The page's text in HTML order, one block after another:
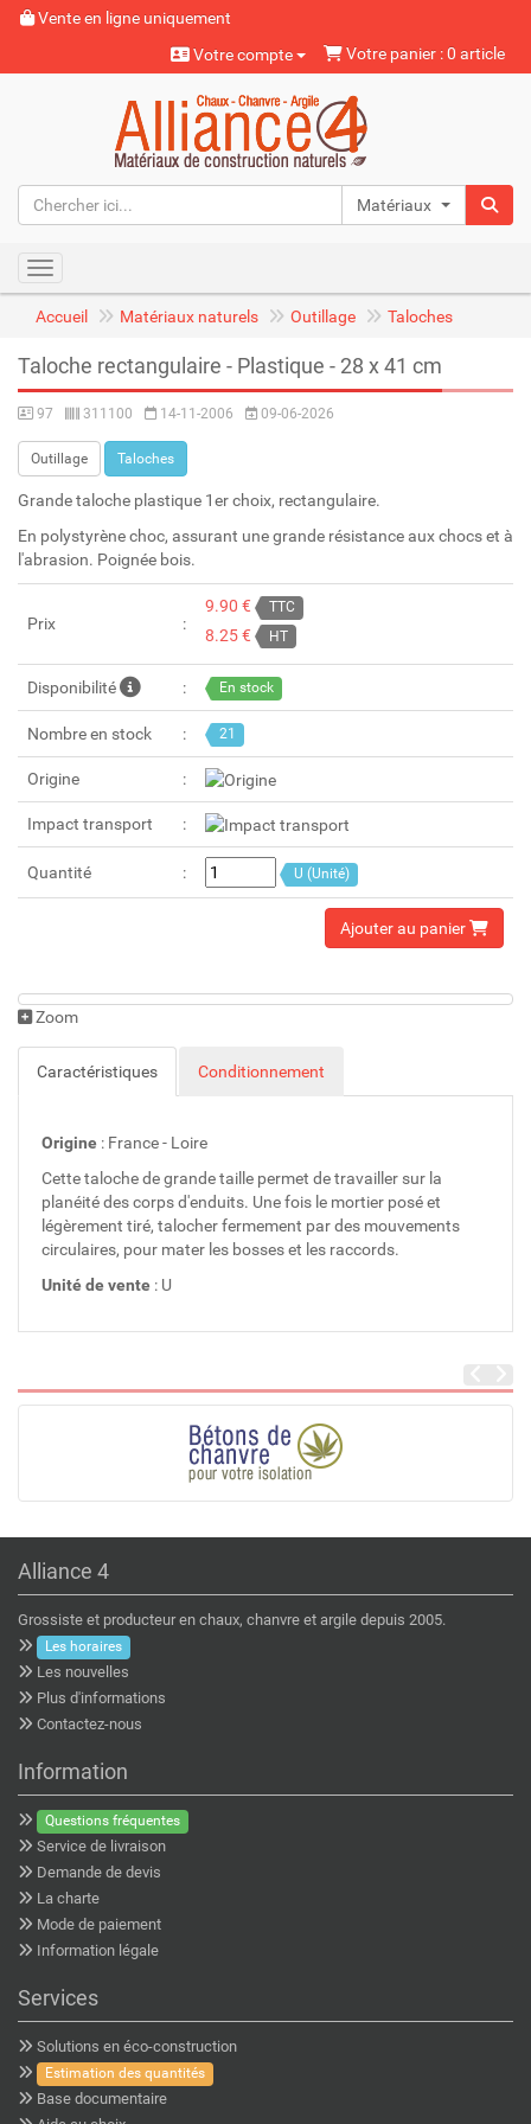
Vente en ligne uniquement
Votre compte
Votre panier : 0 article
Matériaux naturels
Toggle navigation
Accueil Matériaux naturels Outillage Taloches
Taloche rectangulaire - Plastique - 28 x 41 cm
97 311100 14-11-2006 09-06-2026
Outillage Taloches
Grande taloche plastique 1er choix, rectangulaire.
En polystyrène choc, assurant une grande résistance aux chocs et à
l'abrasion. Poignée bois.
Prix
9.90 € TTC
8.25 € HT
Disponibilité En stock
Nombre en stock 21
Origine
Impact transport
Quantité U (Unité)
Ajouter au panier
Zoom
Caractéristiques Conditionnement
Origine : France - Loire
Cette taloche de grande taille permet de travailler sur la
planéité des corps d'enduits. Une fois le mortier posé et
légèrement tiré, talocher fermement par des mouvements
circulaires, pour mater les bosses et les raccords.
Unité de vente : U
Alliance 4
Grossiste et producteur en chaux, chanvre et argile depuis 2005.
Les horaires
Les nouvelles
Plus d'informations
Contactez-nous
Information
Questions fréquentes
Service de livraison
Demande de devis
La charte
Mode de paiement
Information légale
Services
Solutions en éco-construction
Estimation des quantités
Base documentaire